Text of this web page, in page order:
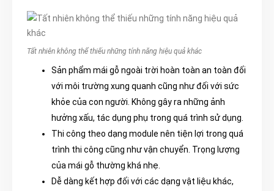
Tất nhiên không thể thiếu những tính năng hiệu quả khác
Sản phẩm mái gỗ ngoài trời hoàn toàn an toàn đối
với môi trường xung quanh cũng như đối với sức
khỏe của con người. Không gây ra những ảnh
hưởng xấu, tác dụng phụ trong quá trình sử dụng.
Thi công theo dạng module nên tiện lợi trong quá
trình thi công cũng như vận chuyển. Trọng lượng
của mái gỗ thường khá nhẹ.
Dễ dàng kết hợp đối với các dạng vật liệu khác,